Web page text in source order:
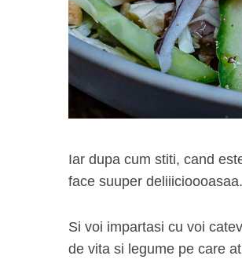
Iar dupa cum stiti, cand
face suuper deliiicioooasaa.
Si voi impartasi cu voi
de vita si legume pe care